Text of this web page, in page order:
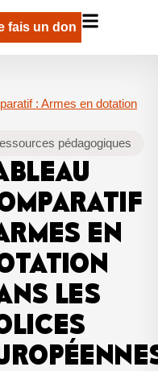
fais un don
: Armes en dotation
pédagogiques
EN
LES